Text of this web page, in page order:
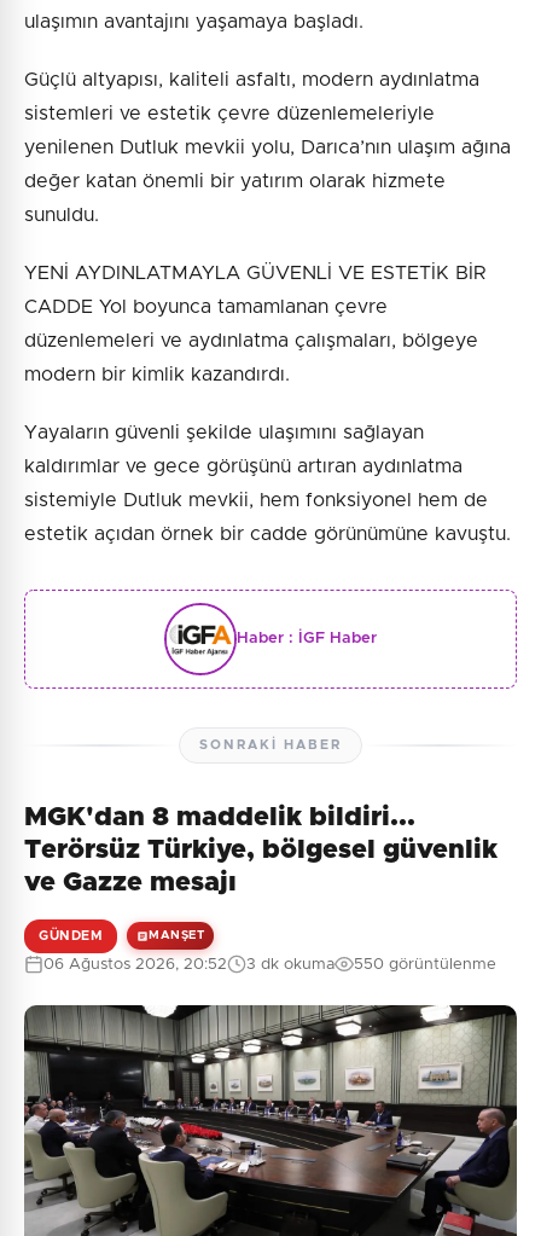
ulaşımın avantajını yaşamaya başladı.
Güçlü altyapısı, kaliteli asfaltı, modern aydınlatma
sistemleri ve estetik çevre düzenlemeleriyle
yenilenen Dutluk mevkii yolu, Darıca’nın ulaşım ağına
değer katan önemli bir yatırım olarak hizmete
sunuldu.
YENİ AYDINLATMAYLA GÜVENLİ VE ESTETİK BİR
CADDE Yol boyunca tamamlanan çevre
düzenlemeleri ve aydınlatma çalışmaları, bölgeye
modern bir kimlik kazandırdı.
Yayaların güvenli şekilde ulaşımını sağlayan
kaldırımlar ve gece görüşünü artıran aydınlatma
sistemiyle Dutluk mevkii, hem fonksiyonel hem de
estetik açıdan örnek bir cadde görünümüne kavuştu.
Haber : İGF Haber
SONRAKI HABER
MGK'dan 8 maddelik bildiri...
Terörsüz Türkiye, bölgesel güvenlik
ve Gazze mesajı
GÜNDEM MANŞET
06 Ağustos 2026, 20:52 3 dk okuma 550 görüntülenme